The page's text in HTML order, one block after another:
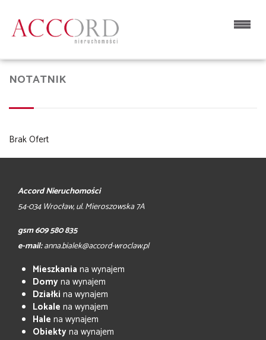
NOTATNIK
Brak Ofert
Accord Nieruchomości
54-034 Wrocław, ul. Mieroszowska 7A
gsm 609 580 835
e-mail:anna.bialek@accord-wroclaw.pl
Mieszkania na wynajem
Domyna wynajem
Działki na wynajem
Lokale na wynajem
Hale na wynajem
Obiektyna wynajem